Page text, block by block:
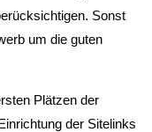
Sonst
um die guten
Plätzen der
der Sitelinks